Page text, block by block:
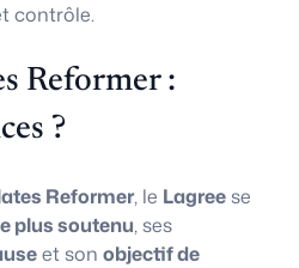
contrôle.
Reformer :
?
Reformer, le Lagree se
plus soutenu, ses
et son objectif de